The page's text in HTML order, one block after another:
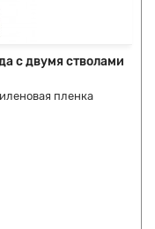
с двумя стволами
пленка